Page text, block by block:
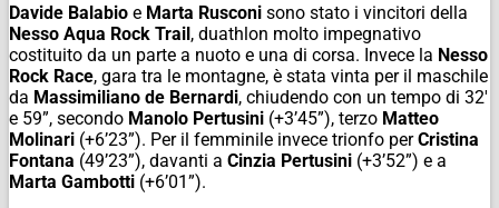
Davide Balabio e Marta Rusconi sono stato i vincitori della
Nesso Aqua Rock Trail, duathlon molto impegnativo
costituito da un parte a nuoto e una di corsa. Invece la Nesso
Rock Race, gara tra le montagne, è stata vinta per il maschile
da Massimiliano de Bernardi, chiudendo con un tempo di 32′
e 59”, secondo Manolo Pertusini (+3’45”), terzo Matteo
Molinari (+6’23”). Per il femminile invece trionfo perCristina
Fontana (49’23”), davanti a Cinzia Pertusini (+3’52”) e a
Marta Gambotti (+6’01”).